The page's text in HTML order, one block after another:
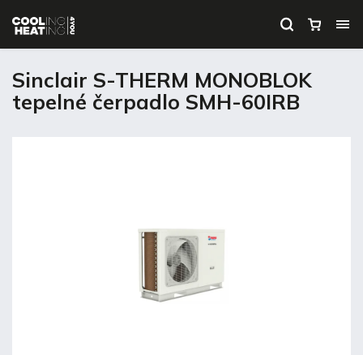
Sinclair S-THERM MONOBLOK
tepelné čerpadlo SMH-60IRB